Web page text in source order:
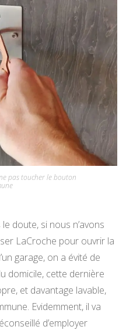
pas toucher le bouton
doute, si nous n’avons
LaCroche pour ouvrir la
garage, on a évité de
domicile, cette dernière
et davantage lavable,
Evidemment, il va
d’employer